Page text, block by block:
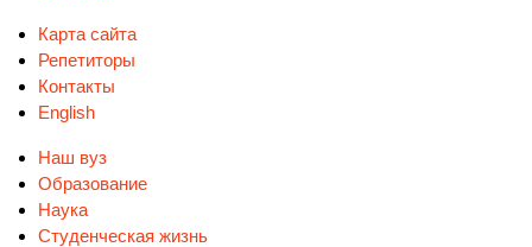
Карта сайта
Репетиторы
Контакты
English
Наш вуз
Образование
Наука
Студенческая жизнь